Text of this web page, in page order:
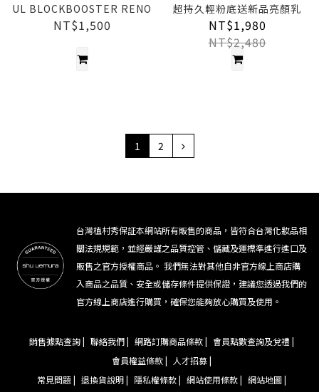
UL BLOCKBOOSTER RENO
NT$1,500
超持久輕粉底送新品亮顏乳
NT$1,980
NT$2,480
1 2
台灣植村秀保証本網站所有販售的商品，皆符合台灣化妝品相
關法規規範，並經嚴謹之品質控管、儲藏及運標準進行進口及
販售之官方授權商品。 我們無法對其他自非官方線上商店購
入商品之品質、安全或儲存條件提供保證，建議您透過我們的
官方線上商店進行購買，確保您能夠放心購買及使用。
銷售據點查詢 | 聯絡我們 | 網路訂購商品條款 | 會員點數查詢及兌禮 |
會員權益條款 |
人才招募 |
常見問題 | 退換貨說明 | 隱私權條款 | 網站使用條款 | 網站地圖 |